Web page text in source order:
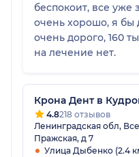
беспокоит, все
очень хорошо, я бы
очень дорого, 160
на лечение нет.
Крона Дент в
4.8218 отзывов
Ленинградская обл,
Пражская, д 7
Улица Дыбенко (2.4